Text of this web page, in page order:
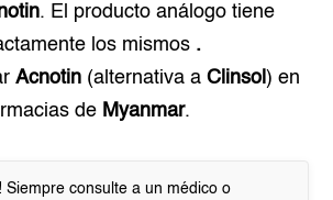
. El producto análogo tiene
los mismos .
Acnotin(alternativa a Clinsol ) en
de Myanmar.
Siempre consulte a un médico o